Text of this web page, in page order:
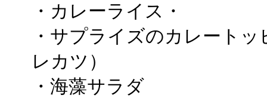
・カレーライス・
・サプライズのカレート
レカツ）
・海藻サラダ